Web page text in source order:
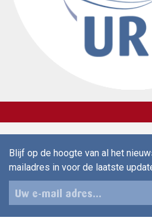
Blijf op de hoogte van al het
mailadres in voor de laatste